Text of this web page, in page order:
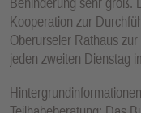
Kooperation zur
Oberurseler Rathaus
jeden zweiten Dienstag